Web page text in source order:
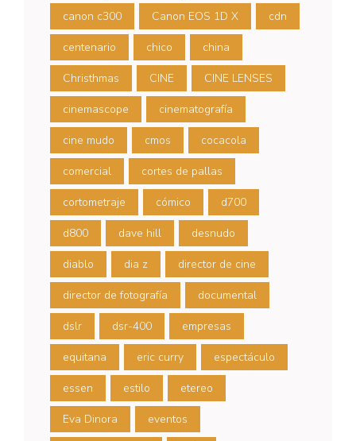
canon c300 Canon EOS 1D X cdn
centenario chico china
Christhmas CINE CINE LENSES
cinemascope cinematografía
cine mudo cmos cocacola
comercial cortes de pallas
cortometraje cómico d700
d800 dave hill desnudo
diablo dia z director de cine
director de fotografía documental
dslr dsr-400 empresas
equitana eric curry espectáculo
essen estilo etereo
Eva Dinora eventos